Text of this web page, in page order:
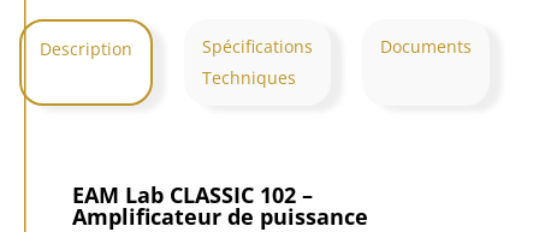
Description
Spécifications
Techniques
Documents
EAM Lab CLASSIC 102 –
Amplificateur de puissance